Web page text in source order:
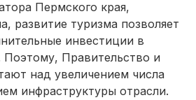
Пермского края,
развитие туризма позволяет
инвестиции в
Поэтому, Правительство и
над увеличением числа
инфраструктуры отрасли.